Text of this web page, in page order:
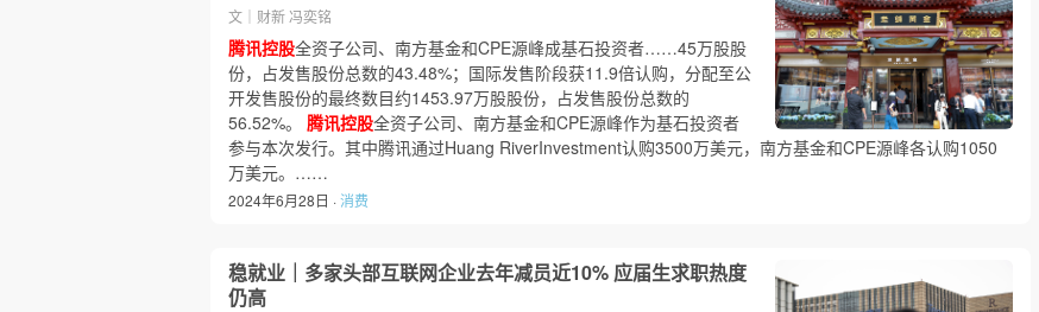
文｜财新 冯奕铭
腾讯控股全资子公司、南方基金和CPE源峰成基石投资者……45万股股
份，占发售股份总数的43.48%；国际发售阶段获11.9倍认购，分配至公
开发售股份的最终数目约1453.97万股股份，占发售股份总数的
56.52%。 腾讯控股全资子公司、南方基金和CPE源峰作为基石投资者
参与本次发行。其中腾讯通过Huang RiverInvestment认购3500万美元，南方基金和CPE源峰各认购1050
万美元。……
2024年6月28日 ·消费
稳就业｜多家头部互联网企业去年减员近10% 应届生求职热度
仍高